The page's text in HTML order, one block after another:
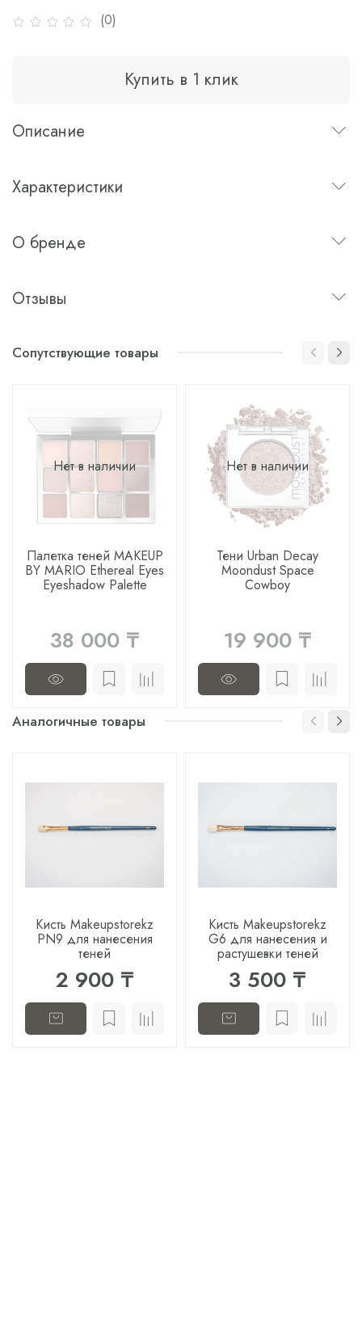
(0)
Купить в 1 клик
Описание
Характеристики
О бренде
Отзывы
Сопутствующие товары
Нет в наличии
Палетка теней MAKEUP
BY MARIO Ethereal Eyes
Eyeshadow Palette
38 000 ₸
Нет в наличии
Тени Urban Decay
Moondust Space
Cowboy
19 900 ₸
Аналогичные товары
Кисть Makeupstorekz
PN9 для нанесения
теней
2 900 ₸
Кисть Makeupstorekz
G6 для нанесения и
растушевки теней
3 500 ₸